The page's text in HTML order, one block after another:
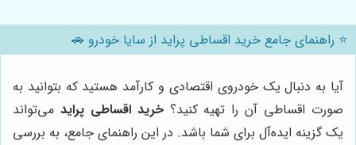
⭐️ راهنمای جامع خرید اقساطی پراید از سایا خودرو 🚗
آیا به دنبال یک خودروی اقتصادی و کارآمد هستید که بتوانید به
صورت اقساطی آن را تهیه کنید؟خرید اقساطی پراید می‌تواند
یک گزینه ایده‌آل برای شما باشد. در این راهنمای جامع، به بررسی